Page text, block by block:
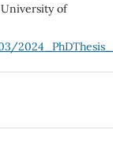
of